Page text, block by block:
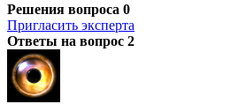
Решения вопроса 0
Пригласить эксперта
Ответы на вопрос 2